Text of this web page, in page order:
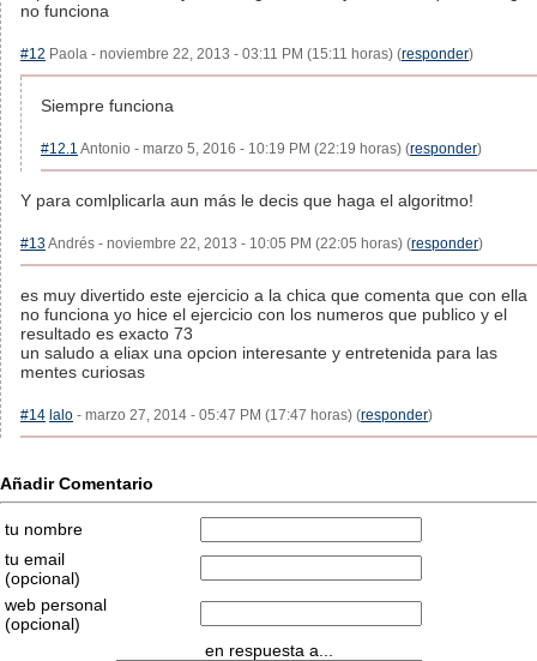
no funciona
#12 Paola - noviembre 22, 2013 - 03:11 PM (15:11 horas) (responder)
Siempre funciona
#12.1 Antonio - marzo 5, 2016 - 10:19 PM (22:19 horas) (responder)
Y para comlplicarla aun más le decis que haga el algoritmo!
#13Andrés - noviembre 22, 2013 - 10:05 PM (22:05 horas) (responder)
es muy divertido este ejercicio a la chica que comenta que con ella
no funciona yo hice el ejercicio con los numeros que publico y el
resultado es exacto 73
un saludo a eliax una opcion interesante y entretenida para las
mentes curiosas
#14 lalo - marzo 27, 2014 - 05:47 PM (17:47 horas) (responder)
Añadir Comentario
tu nombre
tu email
(opcional)
web personal
(opcional)
en respuesta a...